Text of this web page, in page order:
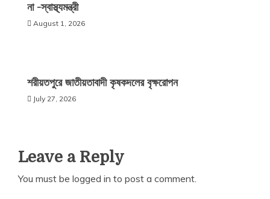
না -স্বাস্থ্যমন্ত্রী
August 1, 2026
শরীয়তপুরে জাতীয়তাবাদী কৃষকদলের বৃক্ষরোপন
July 27, 2026
Leave a Reply
You must be logged in to post a comment.